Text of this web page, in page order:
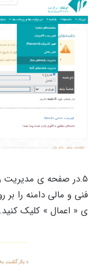
۵.در صفحه ی مدیریت
فنی و مالی دامنه را بر
ی « اعمال » کلیک کنید.